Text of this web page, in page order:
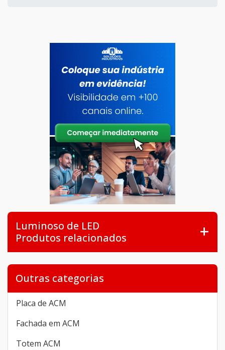
Luminoso de LED
Produtos relacionados
Outras categorias
Placa de ACM
Fachada em ACM
Totem ACM